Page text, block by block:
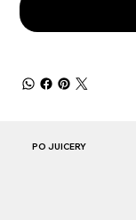
PO JUICERY